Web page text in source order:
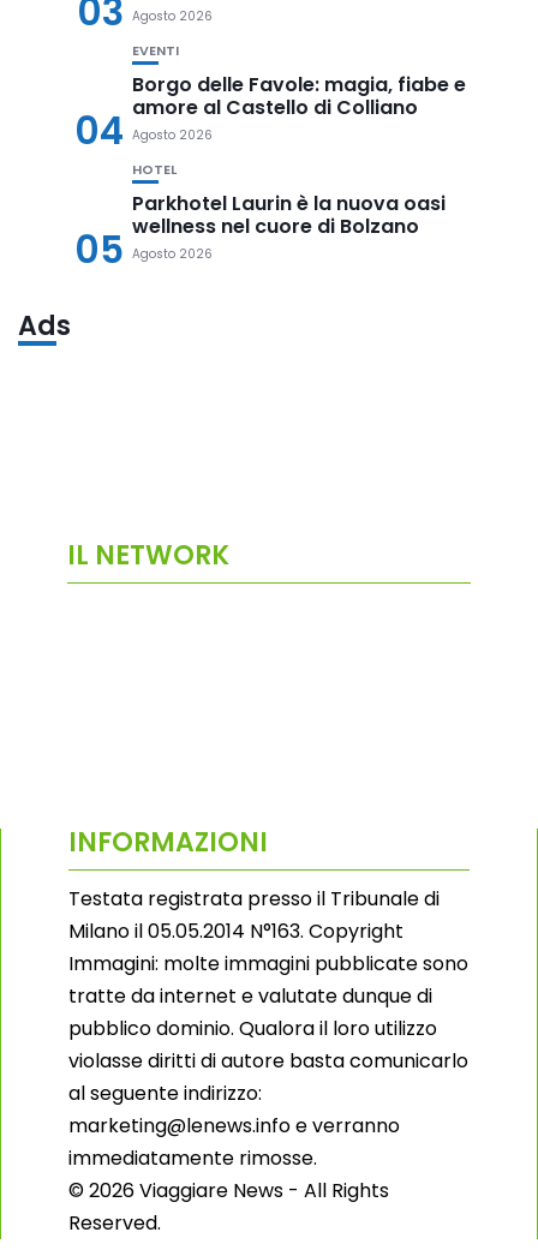
03 Agosto 2026
04
EVENTI
Borgo delle Favole: magia, fiabe e
amore al Castello di Colliano
Agosto 2026
05
HOTEL
Parkhotel Laurin è la nuova oasi
wellness nel cuore di Bolzano
Agosto 2026
Ads
IL NETWORK
INFORMAZIONI
Testata registrata presso il Tribunale di
Milano il 05.05.2014 N°163. Copyright
Immagini: molte immagini pubblicate sono
tratte da internet e valutate dunque di
pubblico dominio. Qualora il loro utilizzo
violasse diritti di autore basta comunicarlo
al seguente indirizzo:
marketing@lenews.info e verranno
immediatamente rimosse.
© 2026 Viaggiare News - All Rights
Reserved.